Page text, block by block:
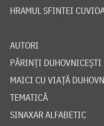
HRAMUL SFINTEI
AUTORI
PĂRINȚI DUHOVNICEȘTI
MAICI CU VIAȚĂ
TEMATICĂ
SINAXAR ALFABETIC